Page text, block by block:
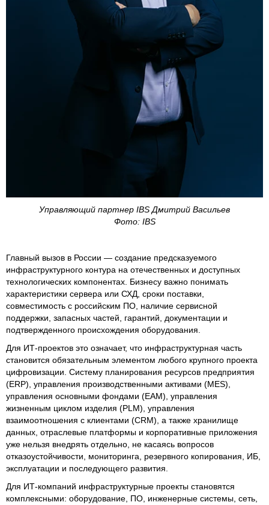
Управляющий партнер IBS Дмитрий Васильев
Фото: IBS
Главный вызов в России — создание предсказуемого
инфраструктурного контура на отечественных и доступных
технологических компонентах. Бизнесу важно понимать
характеристики сервера или СХД, сроки поставки,
совместимость с российским ПО, наличие сервисной
поддержки, запасных частей, гарантий, документации и
подтвержденного происхождения оборудования.
Для ИТ-проектов это означает, что инфраструктурная часть
становится обязательным элементом любого крупного проекта
цифровизации. Систему планирования ресурсов предприятия
(ERP), управления производственными активами (MES),
управления основными фондами (EAM), управления
жизненным циклом изделия (PLM), управления
взаимоотношения с клиентами (CRM), а также хранилище
данных, отраслевые платформы и корпоративные приложения
уже нельзя внедрять отдельно, не касаясь вопросов
отказоустойчивости, мониторинга, резервного копирования, ИБ,
эксплуатации и последующего развития.
Для ИТ-компаний инфраструктурные проекты становятся
комплексными: оборудование, ПО, инженерные системы, сеть,